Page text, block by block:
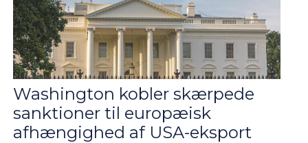
Washington kobler skærpede
sanktioner til europæisk
afhængighed af USA-eksport